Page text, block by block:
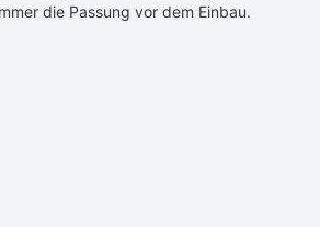
die Passung vor dem Einbau.